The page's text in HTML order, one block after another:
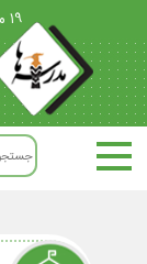
19 مرداد ماه 1405